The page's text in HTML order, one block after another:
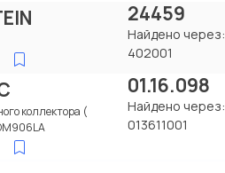
24459
Найдено через:
402001
коллектора (
01.16.098
Найдено через:
013611001